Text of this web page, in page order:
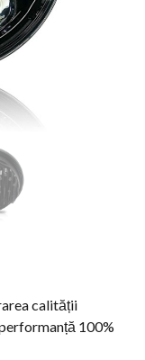
calității
100%